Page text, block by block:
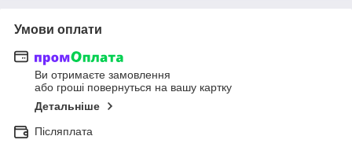
Умови оплати
Ви отримаєте замовлення
або гроші повернуться на вашу картку
Детальніше
Післяплата